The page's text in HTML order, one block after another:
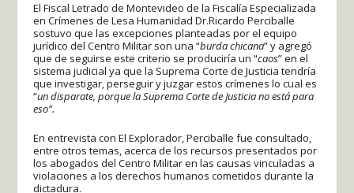
El Fiscal Letrado de Montevideo de la Fiscalía Especializada
en Crímenes de Lesa Humanidad Dr.Ricardo Perciballe
sostuvo que las excepciones planteadas por el equipo
jurídico del Centro Militar son una “burda chicana” y agregó
que de seguirse este criterio se produciría un “caos” en el
sistema judicial ya que la Suprema Corte de Justicia tendría
que investigar, perseguir y juzgar estos crímenes lo cual es
“un disparate, porque la Suprema Corte de Justicia no está para
eso”.
En entrevista con El Explorador, Perciballe fue consultado,
entre otros temas, acerca de los recursos presentados por
los abogados del Centro Militar en las causas vinculadas a
violaciones a los derechos humanos cometidos durante la
dictadura.